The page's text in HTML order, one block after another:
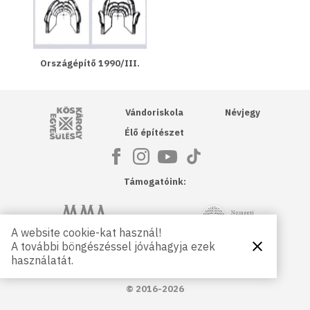
Országépítő 1990/III.
Kós Károly Egyesülés
Vándoriskola
Élő építészet
Névjegy
Támogatóink:
Magyar Művészeti Akadémia NKA
Petőfi Kulturális Ügynökség
© 2016-2026
A website cookie-kat használ!
A további böngészéssel jóváhagyja ezek
használatát.
Bezárás